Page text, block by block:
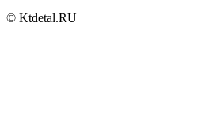
© Ktdetal.RU